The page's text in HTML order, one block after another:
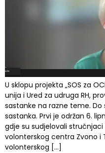
U sklopu projekta „SOS za
unija i Ured za udruga RH,
sastanke na razne teme.
sastanka. Prvi je održan 6.
gdje su sudjelovali stručnjaci
volonterskog centra Zvono i
volonterskog […]